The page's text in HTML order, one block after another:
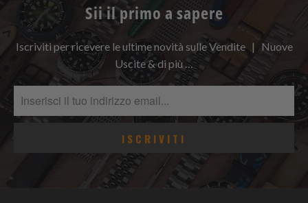
Sii il primo a sapere
Iscriviti per ricevere le ultime novità sulle Vendite | Nuove
Uscite & di più …